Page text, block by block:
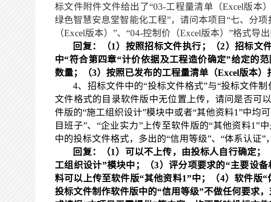
标文件附件文件给出了“03-工程量清单（Excel版本
绿色智慧安息堂智能化工程”，请问本项目“七、分
（Excel版本）”、“04-控制价（Excel版本）”格式导
回复：（1）按照招标文件执行；（2）招标文
中“符合第四章“计价依据及工程造价确定”给定的
数量；（3）按照已发布的工程量清单（Excel版本）
4、招标文件中的“投标文件格式”与“投标文件
文件格式的目录软件版中无位置上传，请问是否可
件版的“施工组织设计”模块中或者“其他资料1”中均
目班子”、“企业实力”上传至软件版的“其他资料1”
中的投标文件格式，多出的“信用等级”、“体系认证”
回复：
（1）可以不上传，由投标人自行确定；
工组织设计”模块中；（3）评分项要求的“主要设
料可以上传至软件版“其他资料1”中；（4）软件版“
投标文件制作软件版中的“信用等级”不做任何要求